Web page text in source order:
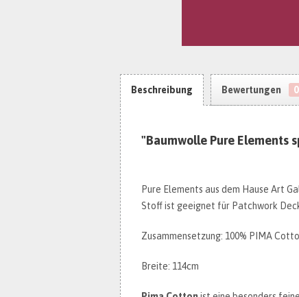
Beschreibung Bewertungen 0
"Baumwolle Pure Elements
Pure Elements aus dem Hause Art
Stoff ist geeignet für Patchwork
Zusammensetzung: 100% PIMA
Breite: 114cm